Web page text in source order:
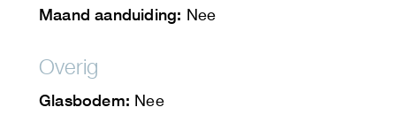
Maand aanduiding: Nee
Overig
Glasbodem: Nee